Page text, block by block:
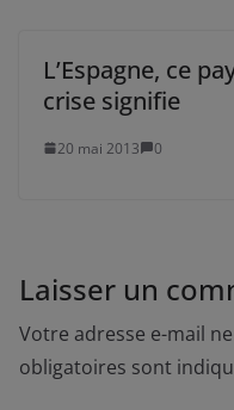
L’Espagne, ce
crise signifie
20 mai 2013 0
Laisser un
Votre adresse e-mail
obligatoires sont